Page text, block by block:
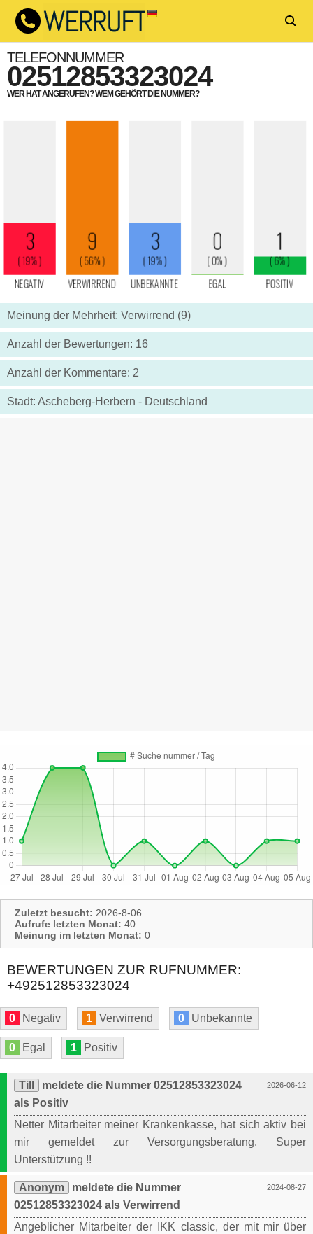
TELEFONNUMMER
02512853323024
WER HAT ANGERUFEN? WEM GEHÖRT DIE NUMMER?
Meinung der Mehrheit: Verwirrend (9)
Anzahl der Bewertungen: 16
Anzahl der Kommentare: 2
Stadt: Ascheberg-Herbern - Deutschland
Zuletzt besucht: 2026-8-06
Aufrufe letzten Monat: 40
Meinung im letzten Monat: 0
BEWERTUNGEN ZUR RUFNUMMER:
+492512853323024
0 Negativ 1 Verwirrend 0 Unbekannte
0 Egal 1 Positiv
2026-06-12
Till
meldete die Nummer 02512853323024
als Positiv
Netter Mitarbeiter meiner Krankenkasse, hat sich aktiv bei
mir gemeldet zur Versorgungsberatung. Super
Unterstützung !!
2024-08-27
Anonym
meldete die Nummer
02512853323024 als Verwirrend
Angeblicher Mitarbeiter der IKK classic, der mit mir über